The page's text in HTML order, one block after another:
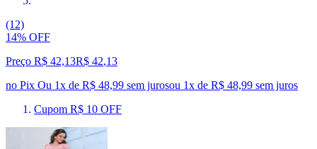
(12)
14% OFF
Preço R$ 42,13R$ 42,13
no Pix Ou 1x de R$ 48,99 sem jurosou 1x de R$ 48,99 sem juros
Cupom R$ 10 OFF